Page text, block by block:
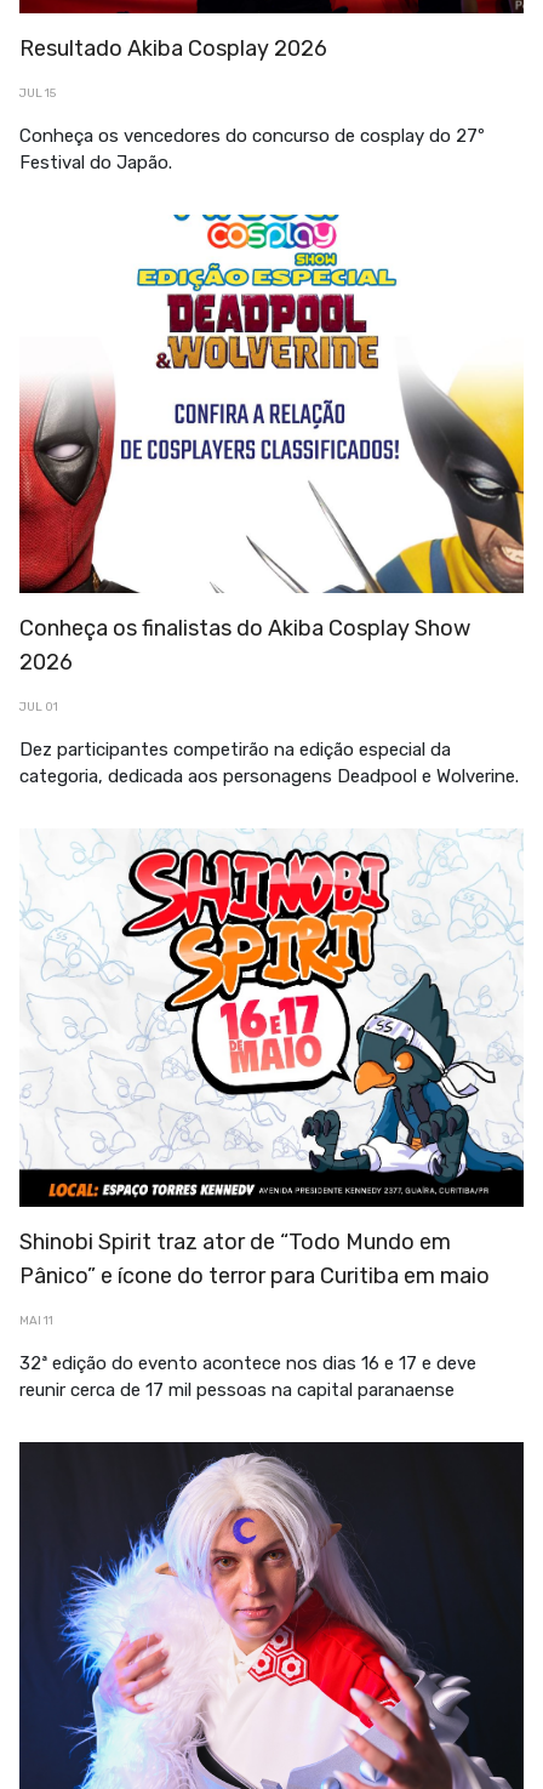
Resultado Akiba Cosplay 2026
JUL 15
Conheça os vencedores do concurso de cosplay do 27º
Festival do Japão.
Conheça os finalistas do Akiba Cosplay Show
2026
JUL 01
Dez participantes competirão na edição especial da
categoria, dedicada aos personagens Deadpool e Wolverine.
Shinobi Spirit traz ator de “Todo Mundo em
Pânico” e ícone do terror para Curitiba em maio
MAI 11
32ª edição do evento acontece nos dias 16 e 17 e deve
reunir cerca de 17 mil pessoas na capital paranaense